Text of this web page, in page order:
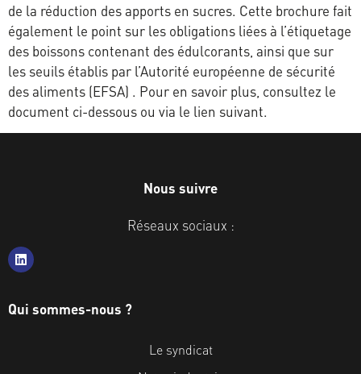
de la réduction des apports en sucres. Cette brochure fait
également le point sur les obligations liées à l’étiquetage
des boissons contenant des édulcorants, ainsi que sur
les seuils établis par l’Autorité européenne de sécurité
des aliments (EFSA) . Pour en savoir plus, consultez le
document ci-dessous ou via le lien suivant.
Nous suivre
Réseaux sociaux :
Qui sommes-nous ?
Le syndicat